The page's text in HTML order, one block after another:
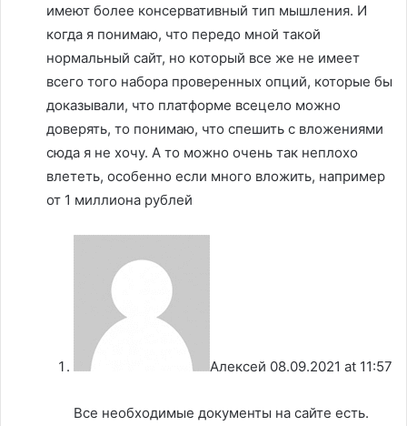
имеют более консервативный тип мышления. И
когда я понимаю, что передо мной такой
нормальный сайт, но который все же не имеет
всего того набора проверенных опций, которые бы
доказывали, что платформе всецело можно
доверять, то понимаю, что спешить с вложениями
сюда я не хочу. А то можно очень так неплохо
влететь, особенно если много вложить, например
от 1 миллиона рублей
Алексей 08.09.2021 at 11:57
Все необходимые документы на сайте есть.